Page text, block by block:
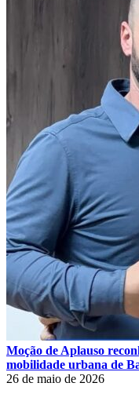
Moção de Aplauso
mobilidade urbana de
26 de maio de 2026